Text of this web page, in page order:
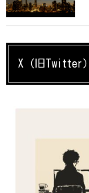
X（旧Twitter）